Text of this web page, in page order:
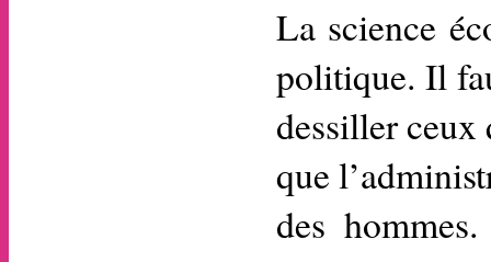
La science
politique. Il
dessiller
que
des